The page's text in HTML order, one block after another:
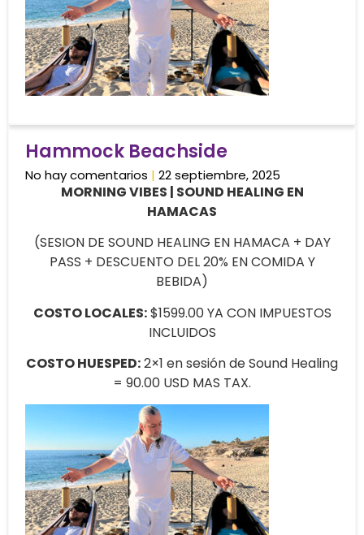
Hammock Beachside
No hay comentarios 22 septiembre, 2025
MORNING VIBES | SOUND HEALING EN
HAMACAS
(SESION DE SOUND HEALING EN HAMACA + DAY
PASS + DESCUENTO DEL 20% EN COMIDA Y
BEBIDA)
COSTO LOCALES:$1599.00 YA CON IMPUESTOS
INCLUIDOS
COSTO HUESPED:2×1 en sesión de Sound Healing
= 90.00 USD MAS TAX.